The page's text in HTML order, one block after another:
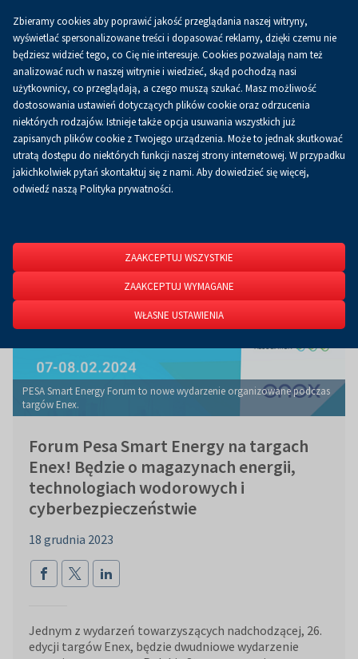
0.00 złKoszykPL
Strona główna O firmie Aktualności
Aktualności
PESA Smart Energy Forum to nowe wydarzenie organizowane podczas
targów Enex.
Forum Pesa Smart Energy na targach
Enex! Będzie o magazynach energii,
technologiach wodorowych i
cyberbezpieczeństwie
18 grudnia 2023
Jednym z wydarzeń towarzyszących nadchodzącej, 26.
edycji targów Enex, będzie dwudniowe wydarzenie
Zbieramy cookies aby poprawić jakość przeglądania naszej witryny,
wyświetlać spersonalizowane treści i dopasować reklamy, dzięki czemu nie
będziesz widzieć tego, co Cię nie interesuje. Cookies pozwalają nam też
analizować ruch w naszej witrynie i wiedzieć, skąd pochodzą nasi
użytkownicy, co przeglądają, a czego muszą szukać. Masz możliwość
dostosowania ustawień dotyczących plików cookie oraz odrzucenia
niektórych rodzajów. Istnieje także opcja usuwania wszystkich już
zapisanych plików cookie z Twojego urządzenia. Może to jednak skutkować
utratą dostępu do niektórych funkcji naszej strony internetowej. W przypadku
jakichkolwiek pytań skontaktuj się z nami. Aby dowiedzieć się więcej,
odwiedź naszą Polityka prywatności.
ZAAKCEPTUJ WSZYSTKIE
ZAAKCEPTUJ WYMAGANE
WŁASNE USTAWIENIA